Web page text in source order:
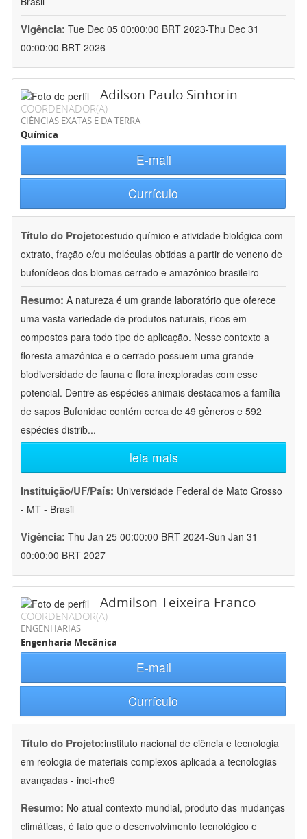
Vigência: Tue Dec 05 00:00:00 BRT 2023-Thu Dec 31
00:00:00 BRT 2026
Adilson Paulo Sinhorin
COORDENADOR(A)
CIÊNCIAS EXATAS E DA TERRA
Química
E-mail
Currículo
Título do Projeto:estudo químico e atividade biológica com
extrato, fração e/ou moléculas obtidas a partir de veneno de
bufonídeos dos biomas cerrado e amazônico brasileiro
Resumo: A natureza é um grande laboratório que oferece
uma vasta variedade de produtos naturais, ricos em
compostos para todo tipo de aplicação. Nesse contexto a
floresta amazônica e o cerrado possuem uma grande
biodiversidade de fauna e flora inexploradas com esse
potencial. Dentre as espécies animais destacamos a família
de sapos Bufonidae contém cerca de 49 gêneros e 592
espécies distrib...
leia mais
Instituição/UF/País: Universidade Federal de Mato Grosso
- MT - Brasil
Vigência: Thu Jan 25 00:00:00 BRT 2024-Sun Jan 31
00:00:00 BRT 2027
Admilson Teixeira Franco
COORDENADOR(A)
ENGENHARIAS
Engenharia Mecânica
E-mail
Currículo
Título do Projeto:instituto nacional de ciência e tecnologia
em reologia de materiais complexos aplicada a tecnologias
avançadas - inct-rhe9
Resumo: No atual contexto mundial, produto das mudanças
climáticas, é fato que o desenvolvimento tecnológico e